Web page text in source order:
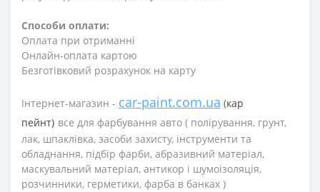
Способи оплати:
Оплата при отриманні
Онлайн-оплата картою
Безготівковий розрахунок на карту
Інтернет-магазин - car-paint.com.ua (кар
пейнт) все для фарбування авто ( полірування, грунт,
лак, шпаклівка, засоби захисту, інструменти та
обладнання, підбір фарби, абразивний матеріал,
маскувальний матеріал, антикор і шумоізоляція,
розчинники, герметики, фарба в банках )